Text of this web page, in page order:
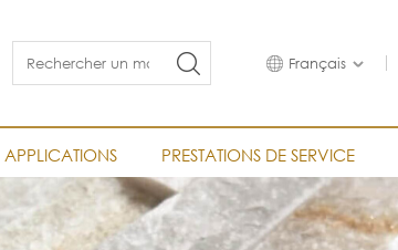
Français
APPLICATIONS PRESTATIONS DE SERVICE